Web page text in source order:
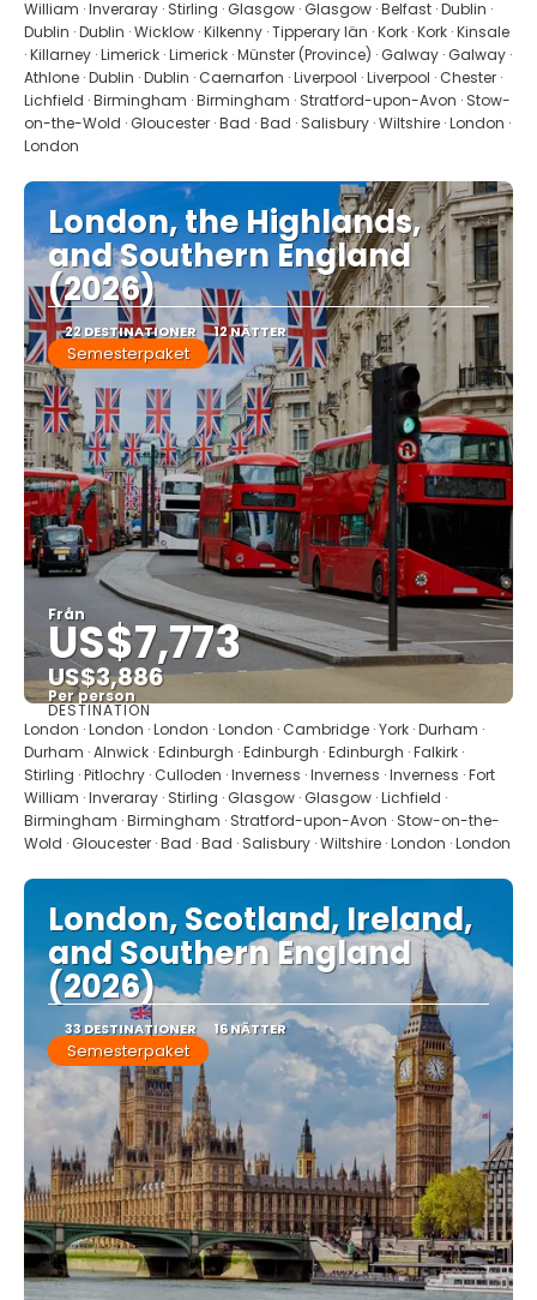
William · Inveraray · Stirling · Glasgow · Glasgow · Belfast · Dublin ·
Dublin · Dublin · Wicklow · Kilkenny · Tipperary län · Kork · Kork · Kinsale
· Killarney · Limerick · Limerick · Münster (Province) · Galway · Galway ·
Athlone · Dublin · Dublin · Caernarfon · Liverpool · Liverpool · Chester ·
Lichfield · Birmingham · Birmingham · Stratford-upon-Avon · Stow-
on-the-Wold · Gloucester · Bad · Bad · Salisbury · Wiltshire · London ·
London
London, the Highlands,
and Southern England
(2026)
22 DESTINATIONER 12 NÄTTER
Semesterpaket
Från
US$7,773
US$3,886
Per person
Se
DESTINATION
London · London · London · London · Cambridge · York · Durham ·
Durham · Alnwick · Edinburgh · Edinburgh · Edinburgh · Falkirk ·
Stirling · Pitlochry · Culloden · Inverness · Inverness · Inverness · Fort
William · Inveraray · Stirling · Glasgow · Glasgow · Lichfield ·
Birmingham · Birmingham · Stratford-upon-Avon · Stow-on-the-
Wold · Gloucester · Bad · Bad · Salisbury · Wiltshire · London · London
London, Scotland, Ireland,
and Southern England
(2026)
33 DESTINATIONER 16 NÄTTER
Semesterpaket